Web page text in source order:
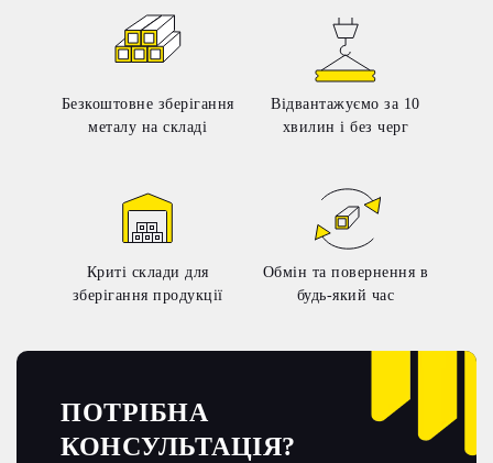
Безкоштовне зберігання
металу на складі
Відвантажуємо за 10
хвилин і без черг
Криті склади для
зберігання продукції
Обмін та повернення в
будь-який час
ПОТРІБНА
КОНСУЛЬТАЦІЯ?